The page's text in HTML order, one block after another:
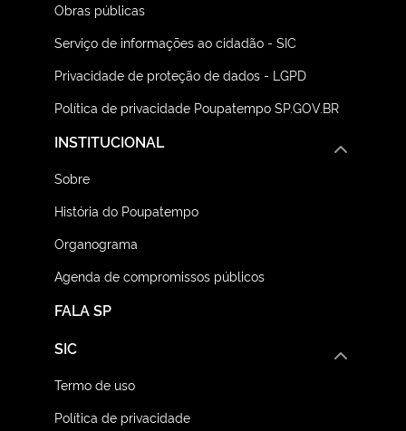
Obras públicas
Serviço de informações ao cidadão - SIC
Privacidade de proteção de dados - LGPD
Política de privacidade Poupatempo SP.GOV.BR
FALA SP
INSTITUCIONAL
Sobre
História do Poupatempo
Organograma
Agenda de compromissos públicos
SIC
Termo de uso
Política de privacidade